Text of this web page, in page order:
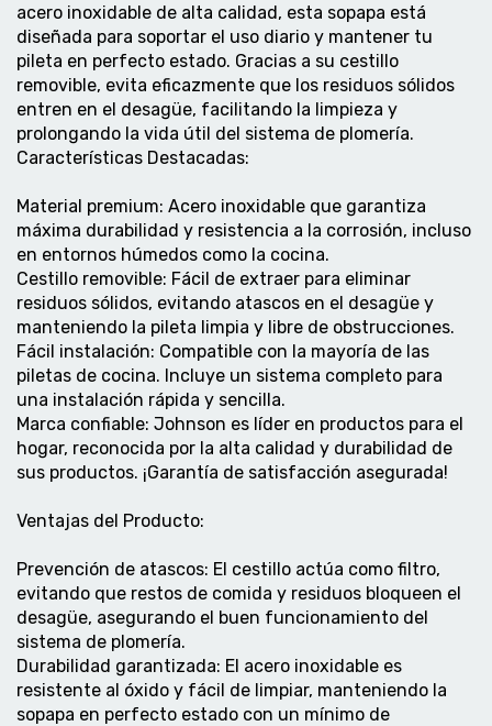
acero inoxidable de alta calidad, esta sopapa está
diseñada para soportar el uso diario y mantener tu
pileta en perfecto estado. Gracias a su cestillo
removible, evita eficazmente que los residuos sólidos
entren en el desagüe, facilitando la limpieza y
prolongando la vida útil del sistema de plomería.
Características Destacadas:
Material premium: Acero inoxidable que garantiza
máxima durabilidad y resistencia a la corrosión, incluso
en entornos húmedos como la cocina.
Cestillo removible: Fácil de extraer para eliminar
residuos sólidos, evitando atascos en el desagüe y
manteniendo la pileta limpia y libre de obstrucciones.
Fácil instalación: Compatible con la mayoría de las
piletas de cocina. Incluye un sistema completo para
una instalación rápida y sencilla.
Marca confiable: Johnson es líder en productos para el
hogar, reconocida por la alta calidad y durabilidad de
sus productos. ¡Garantía de satisfacción asegurada!
Ventajas del Producto:
Prevención de atascos: El cestillo actúa como filtro,
evitando que restos de comida y residuos bloqueen el
desagüe, asegurando el buen funcionamiento del
sistema de plomería.
Durabilidad garantizada: El acero inoxidable es
resistente al óxido y fácil de limpiar, manteniendo la
sopapa en perfecto estado con un mínimo de